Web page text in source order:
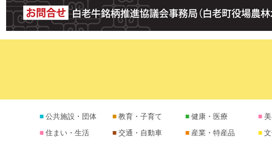
公共施設・団体 教育・子育て 健康・医療
住まい・生活
交通・自動車 産業・特産品